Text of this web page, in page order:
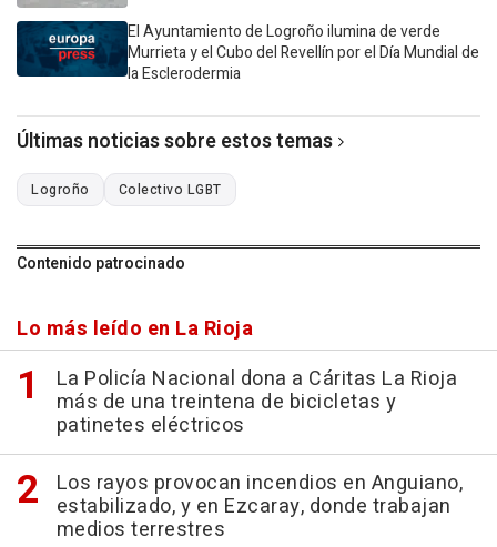
El Ayuntamiento de Logroño ilumina de verde
Murrieta y el Cubo del Revellín por el Día Mundial de
la Esclerodermia
Últimas noticias sobre estos temas
Logroño Colectivo LGBT
Contenido patrocinado
Lo más leído en La Rioja
La Policía Nacional dona a Cáritas La Rioja
más de una treintena de bicicletas y
patinetes eléctricos
Los rayos provocan incendios en Anguiano,
estabilizado, y en Ezcaray, donde trabajan
medios terrestres